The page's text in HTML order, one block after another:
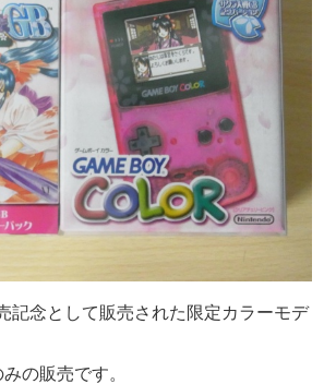
記念として販売された限定カラーモデ
の販売です。